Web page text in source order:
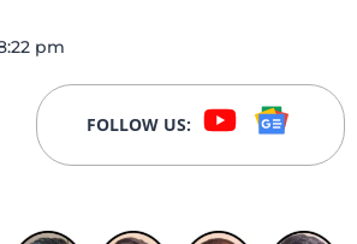
pm
FOLLOW US: